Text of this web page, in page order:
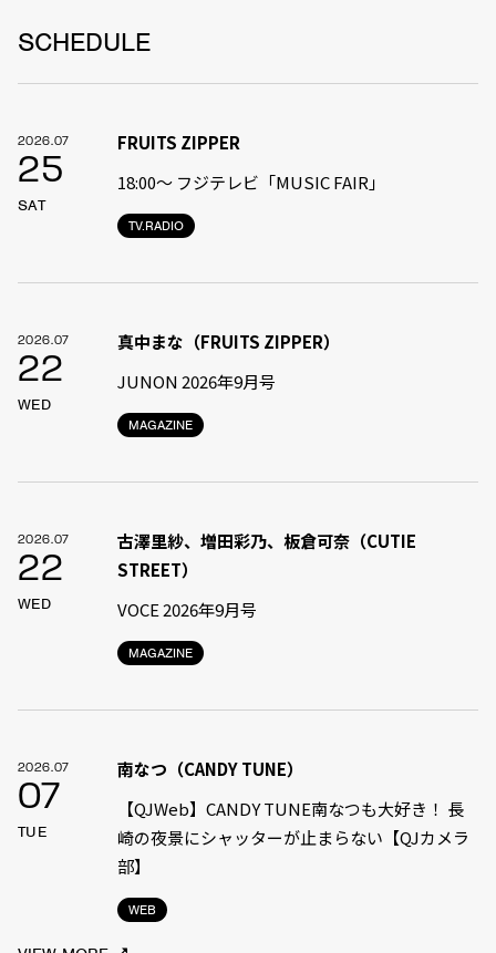
SCHEDULE
2026.07
25
SAT
TV.RADIO
FRUITS ZIPPER
18:00〜 フジテレビ「MUSIC FAIR」
2026.07
22
WED
MAGAZINE
真中まな（FRUITS ZIPPER）
JUNON 2026年9月号
2026.07
22
WED
MAGAZINE
古澤里紗、増田彩乃、板倉可奈（CUTIE
STREET）
VOCE 2026年9月号
2026.07
07
TUE
WEB
南なつ（CANDY TUNE）
【QJWeb】CANDY TUNE南なつも大好き！ 長
崎の夜景にシャッターが止まらない【QJカメラ
部】